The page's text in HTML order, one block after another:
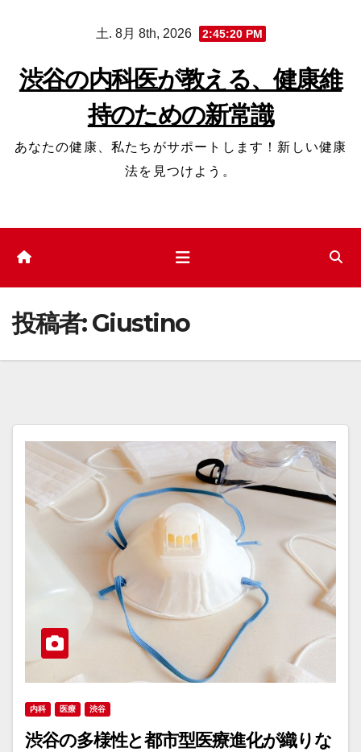
プ
土. 8月 8th, 2026 2:45:21 PM
渋谷の内科医が教える、健康維
持のための新常識
あなたの健康、私たちがサポートします！新しい健康
法を見つけよう。
投稿者:Giustino
内科 医療 渋谷
渋谷の多様性と都市型医療進化が織りな